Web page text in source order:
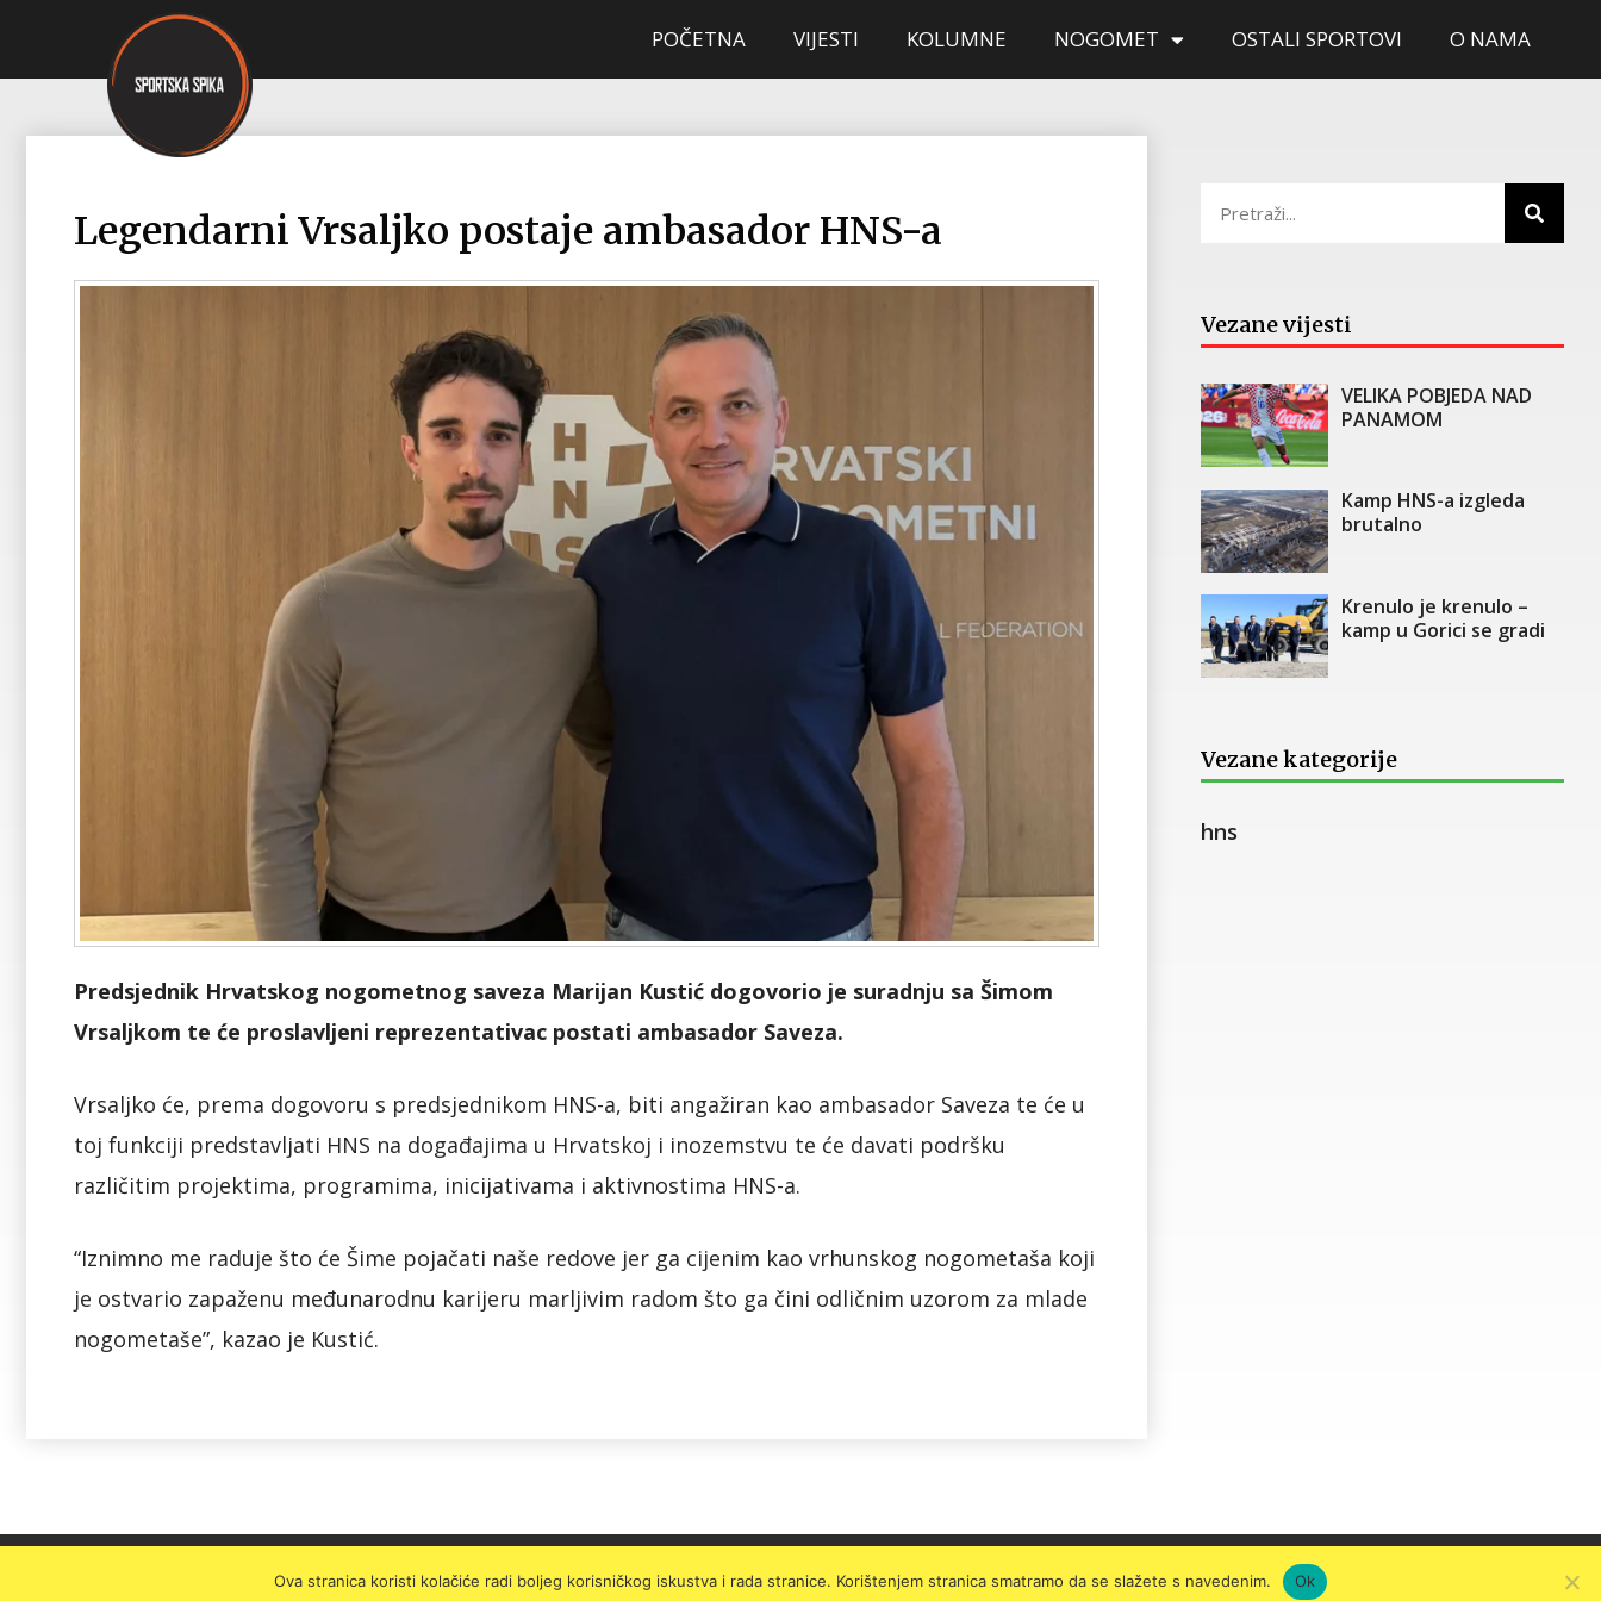
POČETNA VIJESTI KOLUMNE NOGOMET OSTALI SPORTOVI O NAMA
Legendarni Vrsaljko postaje ambasador HNS-a
Predsjednik Hrvatskog nogometnog saveza Marijan Kustić dogovorio je suradnju sa Šimom
Vrsaljkom te će proslavljeni reprezentativac postati ambasador Saveza.
Vrsaljko će, prema dogovoru s predsjednikom HNS-a, biti angažiran kao ambasador Saveza te će u
toj funkciji predstavljati HNS na događajima u Hrvatskoj i inozemstvu te će davati podršku
različitim projektima, programima, inicijativama i aktivnostima HNS-a.
“Iznimno me raduje što će Šime pojačati naše redove jer ga cijenim kao vrhunskog nogometaša koji
je ostvario zapaženu međunarodnu karijeru marljivim radom što ga čini odličnim uzorom za mlade
nogometaše”, kazao je Kustić.
Vezane vijesti
VELIKA POBJEDA NAD
PANAMOM
Kamp HNS-a izgleda
brutalno
Krenulo je krenulo –
kamp u Gorici se gradi
Vezane kategorije
hns
Ova stranica koristi kolačiće radi boljeg korisničkog iskustva i rada stranice. Korištenjem stranica smatramo da se slažete s navedenim. Ok